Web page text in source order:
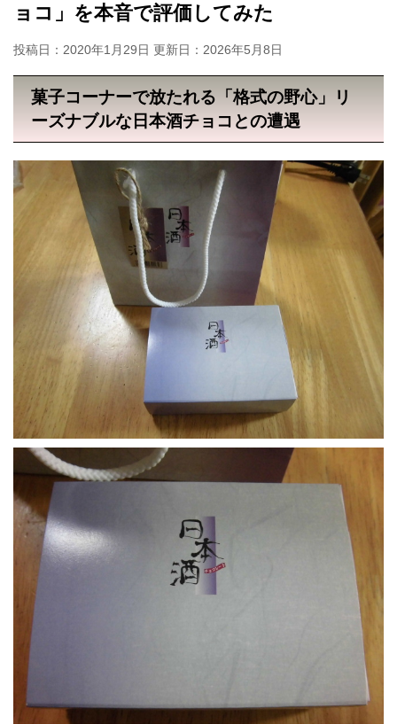
ョコ」を本音で評価してみた
投稿日：2020年1月29日 更新日： 2026年5月8日
菓子コーナーで放たれる「格式の野心」リ
ーズナブルな日本酒チョコとの遭遇